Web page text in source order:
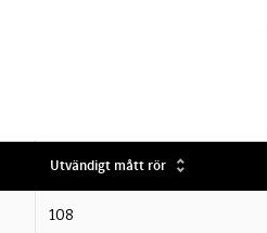
Utvändigt mått rör
108